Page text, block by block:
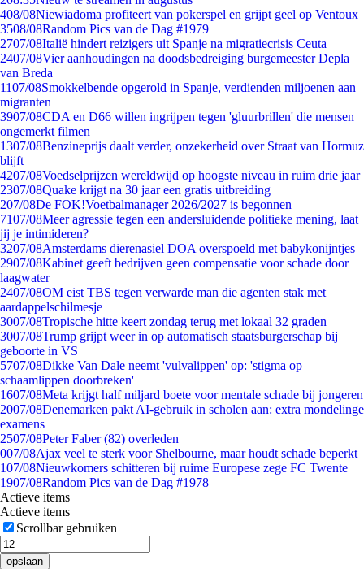
408/08Niewiadoma profiteert van pokerspel en grijpt geel op Ventoux
3508/08Random Pics van de Dag #1979
2707/08Italië hindert reizigers uit Spanje na migratiecrisis Ceuta
2407/08Vier aanhoudingen na doodsbedreiging burgemeester Depla
van Breda
1107/08Smokkelbende opgerold in Spanje, verdienden miljoenen aan
migranten
3907/08CDA en D66 willen ingrijpen tegen 'gluurbrillen' die mensen
ongemerkt filmen
1307/08Benzineprijs daalt verder, onzekerheid over Straat van Hormuz
blijft
4207/08Voedselprijzen wereldwijd op hoogste niveau in ruim drie jaar
2307/08Quake krijgt na 30 jaar een gratis uitbreiding
207/08De FOK!Voetbalmanager 2026/2027 is begonnen
7107/08Meer agressie tegen een andersluidende politieke mening, laat
jij je intimideren?
3207/08Amsterdams dierenasiel DOA overspoeld met babykonijntjes
2907/08Kabinet geeft bedrijven geen compensatie voor schade door
laagwater
2407/08OM eist TBS tegen verwarde man die agenten stak met
aardappelschilmesje
3007/08Tropische hitte keert zondag terug met lokaal 32 graden
3007/08Trump grijpt weer in op automatisch staatsburgerschap bij
geboorte in VS
5707/08Dikke Van Dale neemt 'vulvalippen' op: 'stigma op
schaamlippen doorbreken'
1607/08Meta krijgt half miljard boete voor mentale schade bij jongeren
2007/08Denemarken pakt AI-gebruik in scholen aan: extra mondelinge
examens
2507/08Peter Faber (82) overleden
007/08Ajax veel te sterk voor Shelbourne, maar houdt schade beperkt
107/08Nieuwkomers schitteren bij ruime Europese zege FC Twente
1907/08Random Pics van de Dag #1978
Actieve items
Actieve items
Scrollbar gebruiken
opslaan